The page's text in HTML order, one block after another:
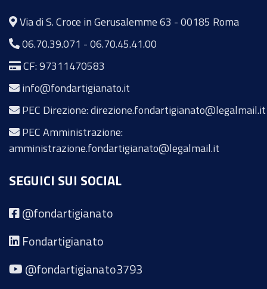
Via di S. Croce in Gerusalemme 63 - 00185 Roma
06.70.39.071 -06.70.45.41.00
CF: 97311470583
info@fondartigianato.it
PEC Direzione: direzione.fondartigianato@legalmail.it
PEC Amministrazione:
amministrazione.fondartigianato@legalmail.it
SEGUICI SUI SOCIAL
@fondartigianato
Fondartigianato
@fondartigianato3793